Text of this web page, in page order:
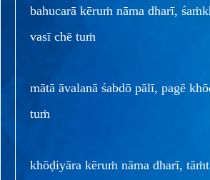
bahucarā kēruṁ nāma dharī,
vasī chē tuṁ
mātā āvalanā śabdō pālī, pagē
tuṁ
khōḍiyāra kēruṁ nāma dharī,